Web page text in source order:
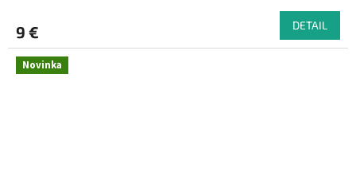
9 € DETAIL
Novinka